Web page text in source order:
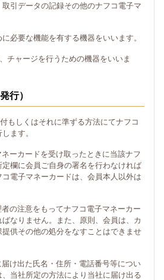
引データの記録その他のナフコ電子マ
必要な機能を有する機器をいいます。
チャージを行うための機器をいいま
行）
もしくはそれに準ずる方法にてナフコ
ます。
ーカードを受け取ったときに当該ナフ
欄に会員ご自身の署名を行わなければ
電子マネーカードは、会員本人以外は
の注意をもってナフコ電子マネーカー
ばなりません。また、原則、会員は、カ
供その他の処分をなすことはできませ
け出た氏名・住所・電話番号等につい
当社所定の方法により当社に届け出る